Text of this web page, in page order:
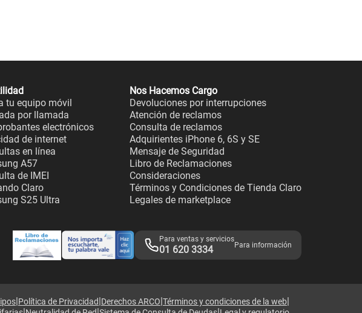
tu equipo móvil
por llamada
electrónicos
de internet
en línea
A57
de IMEI
Claro
S25 Ultra
Nos Hacemos Cargo
Devoluciones por interrupciones
Atención de reclamos
Consulta de reclamos
Adquirientes iPhone 6, 6S y SE
Mensaje de Seguridad
Libro de Reclamaciones
Consideraciones
Términos y Condiciones de Tienda Claro
Legales de marketplace
Para ventas y servicios
01 620 3334 Para información
|Política de Privacidad|Derechos ARCO|Términos y condiciones de la web|